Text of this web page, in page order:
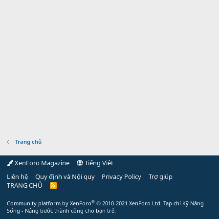
Trang chủ
XenForo Magazine
Tiếng Việt
Liên hệ
Quy định và Nội quy Privacy Policy
Trợ giúp
TRANG CHỦ
R
Community platform by XenForo® © 2010-2021 XenForo Ltd. Tạp chí Kỹ Năng
Sống - Nâng bước thành công cho bạn trẻ.